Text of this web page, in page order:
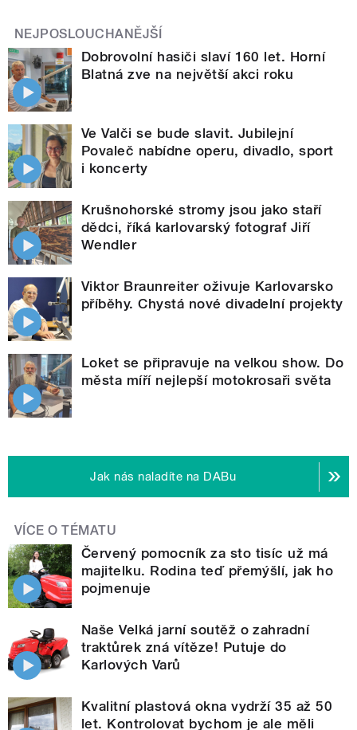
NEJPOSLOUCHANĚJŠÍ
Dobrovolní hasiči slaví 160 let. Horní
Blatná zve na největší akci roku
Ve Valči se bude slavit. Jubilejní
Povaleč nabídne operu, divadlo, sport
i koncerty
Krušnohorské stromy jsou jako staří
dědci, říká karlovarský fotograf Jiří
Wendler
Viktor Braunreiter oživuje Karlovarsko
příběhy. Chystá nové divadelní projekty
Loket se připravuje na velkou show. Do
města míří nejlepší motokrosaři světa
Jak nás naladíte na DABu
VÍCE O TÉMATU
Červený pomocník za sto tisíc už má
majitelku. Rodina teď přemýšlí, jak ho
pojmenuje
Naše Velká jarní soutěž o zahradní
traktůrek zná vítěze! Putuje do
Karlových Varů
Kvalitní plastová okna vydrží 35 až 50
let. Kontrolovat bychom je ale měli